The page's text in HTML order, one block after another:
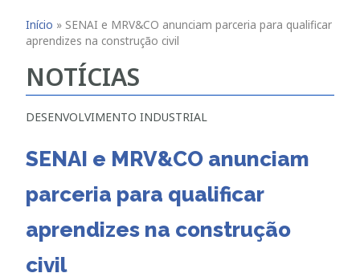
Início » SENAI e MRV&CO anunciam parceria para qualificar
aprendizes na construção civil
NOTÍCIAS
DESENVOLVIMENTO INDUSTRIAL
SENAI e MRV&CO anunciam
parceria para qualificar
aprendizes na construção
civil